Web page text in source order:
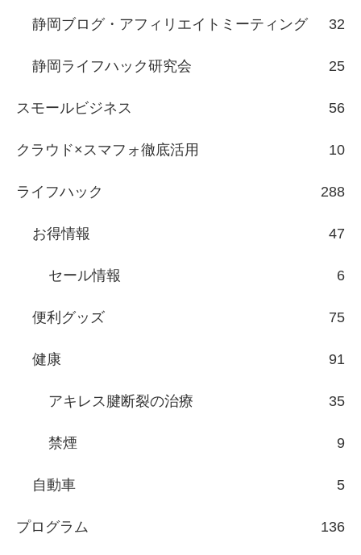
静岡ブログ・アフィリエイトミーティング 32
静岡ライフハック研究会 25
スモールビジネス 56
クラウド×スマフォ徹底活用 10
ライフハック 288
お得情報 47
セール情報 6
便利グッズ 75
健康 91
アキレス腱断裂の治療 35
禁煙 9
自動車 5
プログラム 136